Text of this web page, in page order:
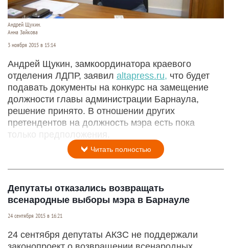
Андрей Щукин.
Анна Зайкова
3 ноября 2015 в 15:14
Андрей Щукин, замкоординатора краевого
отделения ЛДПР, заявил altapress.ru, что будет
подавать документы на конкурс на замещение
должности главы администрации Барнаула,
решение принято. В отношении других
претендентов на должность мэра есть пока
только предположения.
Читать полностью
Депутаты отказались возвращать
всенародные выборы мэра в Барнауле
24 сентября 2015 в 16:21
24 сентября депутаты АКЗС не поддержали